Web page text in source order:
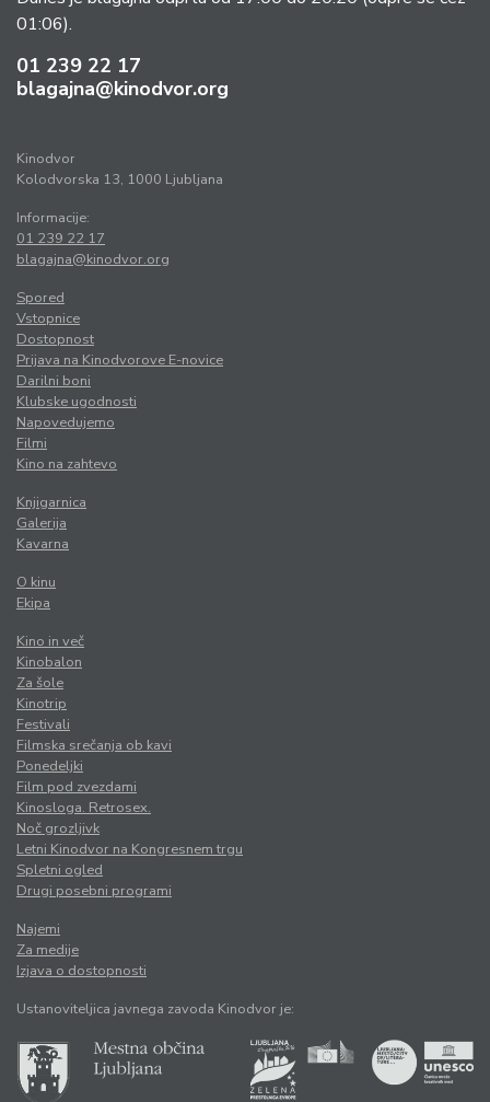
01:06).
01 239 22 17
blagajna@kinodvor.org
Kinodvor
Kolodvorska 13, 1000 Ljubljana
Informacije:
01 239 22 17
blagajna@kinodvor.org
Spored
Vstopnice
Dostopnost
Prijava na Kinodvorove E-novice
Darilni boni
Klubske ugodnosti
Napovedujemo
Filmi
Kino na zahtevo
Knjigarnica
Galerija
Kavarna
O kinu
Ekipa
Kino in več
Kinobalon
Za šole
Kinotrip
Festivali
Filmska srečanja ob kavi
Ponedeljki
Film pod zvezdami
Kinosloga. Retrosex.
Noč grozljivk
Letni Kinodvor na Kongresnem trgu
Spletni ogled
Drugi posebni programi
Najemi
Za medije
Izjava o dostopnosti
Ustanoviteljica javnega zavoda Kinodvor je: